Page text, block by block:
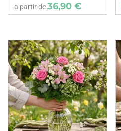
à partir de36,90 €